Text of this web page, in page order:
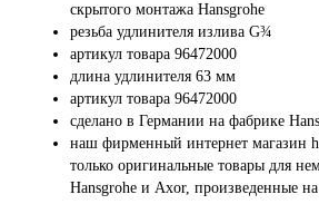
скрытого монтажа Hansgrohe
резьба удлинителя излива G¾
артикул товара 96472000
длина удлинителя 63 мм
артикул товара 96472000
сделано в Германии на фабрике
наш фирменный интернет магазин
только оригинальные товары для
Hansgrohe и Axor, произведенные